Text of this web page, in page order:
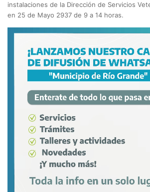
instalaciones de la Dirección de Servicios
en 25 de Mayo 2937 de 9 a 14 horas.